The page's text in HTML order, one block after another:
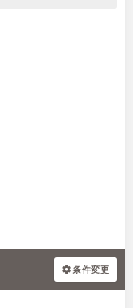
条件変更